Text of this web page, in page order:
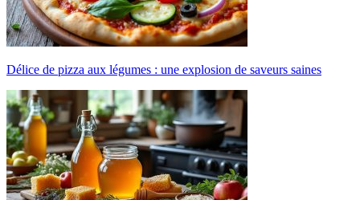
Délice de pizza aux légumes : une explosion de saveurs saines